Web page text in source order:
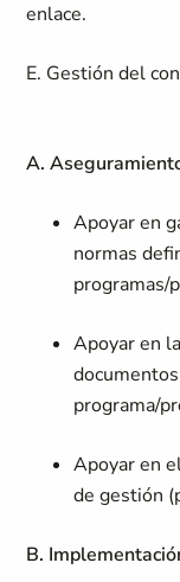
enlace.
E. Gestión del
A.
Apoyar en
normas
programas/
Apoyar en
programa/
Apoyar en
de gestión
B.